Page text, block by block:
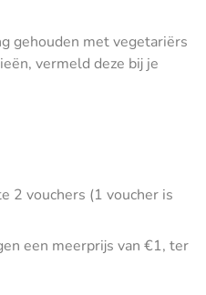
gehouden met vegetariërs
vermeld deze bij je
2 vouchers (1 voucher is
een meerprijs van €1, ter